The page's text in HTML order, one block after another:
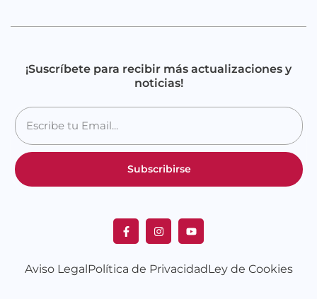
¡Suscríbete para recibir más actualizaciones y
noticias!
Subscribirse
Aviso Legal Política de PrivacidadLey de Cookies